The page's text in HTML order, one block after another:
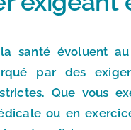
santé évoluent
par des
Que vous
ou en